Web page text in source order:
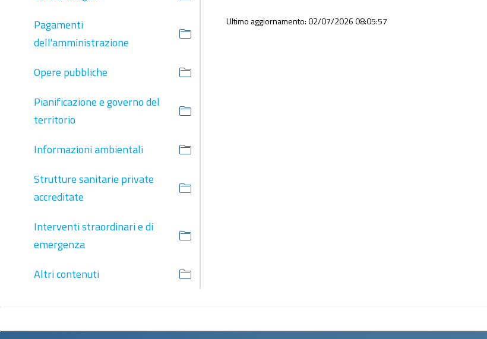
Pagamenti
dell'amministrazione
Opere pubbliche
Pianificazione e governo del
territorio
Informazioni ambientali
Strutture sanitarie private
accreditate
Interventi straordinari e di
emergenza
Altri contenuti
Ultimo aggiornamento: 02/07/2026 08:05:57